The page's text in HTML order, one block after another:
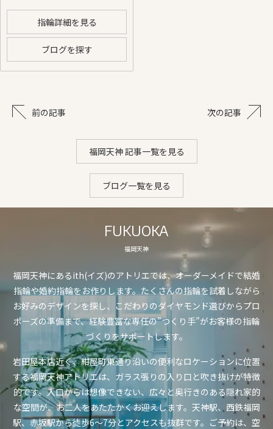
指輪詳細を見る
ブログを探す
前の記事 次の記事
福岡天神 記事一覧を見る
ブログ一覧を見る
FUKUOKA
福岡天神
福岡天神にあるith(イズ)のアトリエでは、オーダーメイドで結婚
指輪や婚約指輪をお作りします。たくさんの指輪を試着しながら
お好みのデザインを探し、こだわりのダイヤモンド選びからプロ
ポーズの準備まで、経験豊富な専任の”つくり手”がお客様の指輪
づくりをサポートします。
岩田屋本店近く、紺屋町東通り沿いの便利なロケーションに位置
する福岡天神アトリエは、ガラス張りの入り口と吹き抜けが特徴
的です。入口からは想像できない、広々と奥行きのある隠れ家的
な空間が、お二人をあたたかくお迎えします。天神駅、西鉄福岡
駅、赤坂駅から徒歩6〜7分とアクセスも抜群です。ご予約は、空